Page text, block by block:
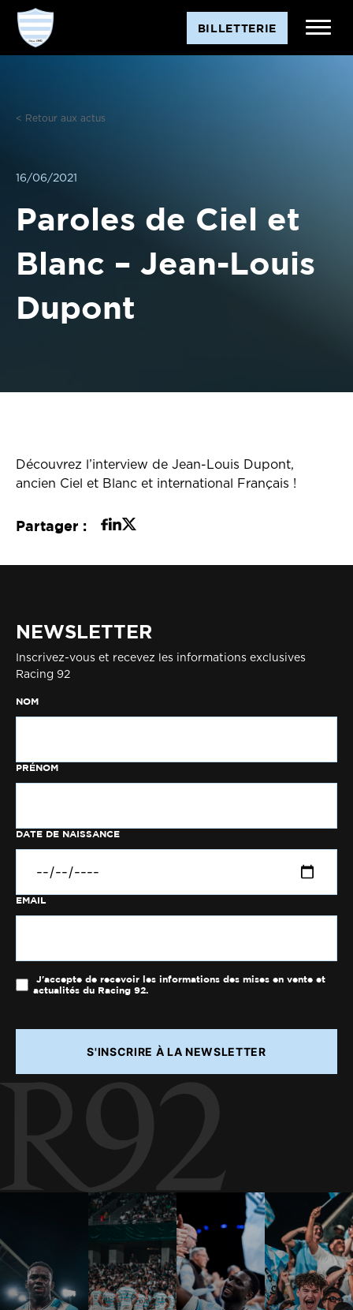
Aller
contenu
BILLETTERIE
< Retour aux actus
16/06/2021
Paroles de Ciel et
Blanc – Jean-Louis
Dupont
Découvrez l’interview de Jean-Louis Dupont,
ancien Ciel et Blanc et international Français !
Partager :
NEWSLETTER
Inscrivez-vous et recevez les informations exclusives
Racing 92
NOM
PRÉNOM
DATE DE NAISSANCE
EMAIL
J'accepte de recevoir les informations des mises en vente et
actualités du Racing 92.
S'INSCRIRE À LA NEWSLETTER